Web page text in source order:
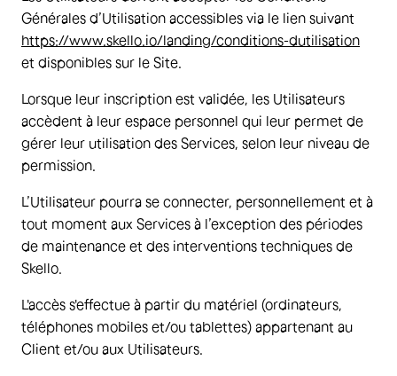
Générales d’Utilisation accessibles via le lien suivant
https://www.skello.io/landing/conditions-dutilisation
et disponibles sur le Site.
Lorsque leur inscription est validée, les Utilisateurs
accèdent à leur espace personnel qui leur permet de
gérer leur utilisation des Services, selon leur niveau de
permission.
L’Utilisateur pourra se connecter, personnellement et à
tout moment aux Services à l’exception des périodes
de maintenance et des interventions techniques de
Skello.
L'accès s'effectue à partir du matériel (ordinateurs,
téléphones mobiles et/ou tablettes) appartenant au
Client et/ou aux Utilisateurs.